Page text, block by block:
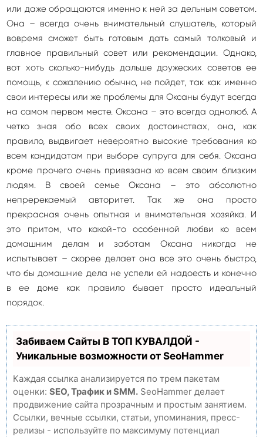
или даже обращаются именно к ней за дельным советом.
Она – всегда очень внимательный слушатель, который
вовремя сможет быть готовым дать самый толковый и
главное правильный совет или рекомендации. Однако,
вот хоть сколько-нибудь дальше дружеских советов ее
помощь, к сожалению обычно, не пойдет, так как именно
свои интересы или же проблемы для Оксаны будут всегда
на самом первом месте. Оксана – это всегда однолюб. А
четко зная обо всех своих достоинствах, она, как
правило, выдвигает невероятно высокие требования ко
всем кандидатам при выборе супруга для себя. Оксана
кроме прочего очень привязана ко всем своим близким
людям. В своей семье Оксана – это абсолютно
непререкаемый авторитет. Так же она просто
прекрасная очень опытная и внимательная хозяйка. И
это притом, что какой-то особенной любви ко всем
домашним делам и заботам Оксана никогда не
испытывает – скорее делает она все это очень быстро,
что бы домашние дела не успели ей надоесть и конечно
в ее доме как правило бывает просто идеальный
порядок.
Забиваем Сайты В ТОП КУВАЛДОЙ -
Уникальные возможности от SeoHammer
Каждая ссылка анализируется по трем пакетам
оценки: SEO, Трафик и SMM. SeoHammer делает
продвижение сайта прозрачным и простым занятием.
Ссылки, вечные ссылки, статьи, упоминания, пресс-
релизы - используйте по максимуму потенциал